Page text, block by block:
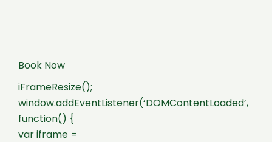
Book Now
iFrameResize();
window.addEventListener(‘DOMContentLoaded’,
function() {
var iframe =